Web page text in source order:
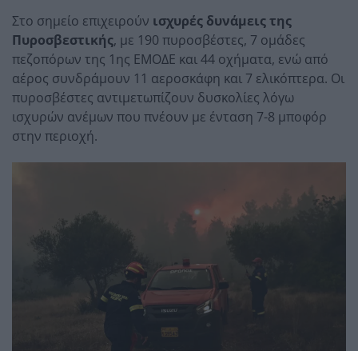
Στο σημείο επιχειρούν ισχυρές δυνάμεις της
Πυροσβεστικής, με 190 πυροσβέστες, 7 ομάδες
πεζοπόρων της 1ης ΕΜΟΔΕ και 44 οχήματα, ενώ από
αέρος συνδράμουν 11 αεροσκάφη και 7 ελικόπτερα. Οι
πυροσβέστες αντιμετωπίζουν δυσκολίες λόγω
ισχυρών ανέμων που πνέουν με ένταση 7-8 μποφόρ
στην περιοχή.